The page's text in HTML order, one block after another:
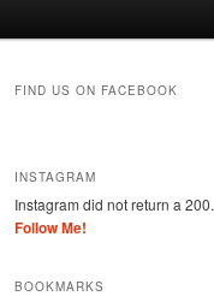
FIND US ON FACEBOOK
INSTAGRAM
Instagram did not return a 200.
Follow Me!
BOOKMARKS